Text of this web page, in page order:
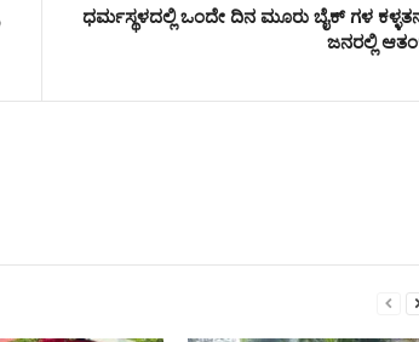
ಧರ್ಮಸ್ಥಳದಲ್ಲಿ ಒಂದೇ ದಿನ ಮೂರು ಬೈಕ್ ಗಳ
ಜನರಲ್ಲಿ